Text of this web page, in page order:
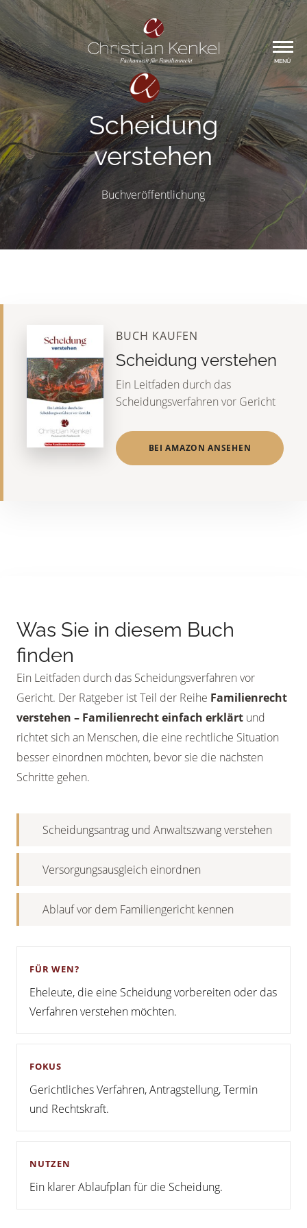
MENÜ
Scheidung
verstehen
Buchveröffentlichung
BUCH KAUFEN
Scheidung verstehen
Ein Leitfaden durch das
Scheidungsverfahren vor Gericht
BEI AMAZON ANSEHEN
Was Sie in diesem Buch
finden
Ein Leitfaden durch das Scheidungsverfahren vor
Gericht. Der Ratgeber ist Teil der Reihe Familienrecht
verstehen – Familienrecht einfach erklärt und
richtet sich an Menschen, die eine rechtliche Situation
besser einordnen möchten, bevor sie die nächsten
Schritte gehen.
Scheidungsantrag und Anwaltszwang verstehen
Versorgungsausgleich einordnen
Ablauf vor dem Familiengericht kennen
FÜR WEN?
Eheleute, die eine Scheidung vorbereiten oder das
Verfahren verstehen möchten.
FOKUS
Gerichtliches Verfahren, Antragstellung, Termin
und Rechtskraft.
NUTZEN
Ein klarer Ablaufplan für die Scheidung.